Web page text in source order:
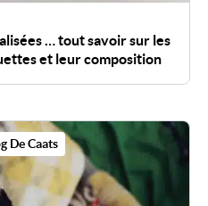
… tout savoir sur les
et leur composition
De Caats